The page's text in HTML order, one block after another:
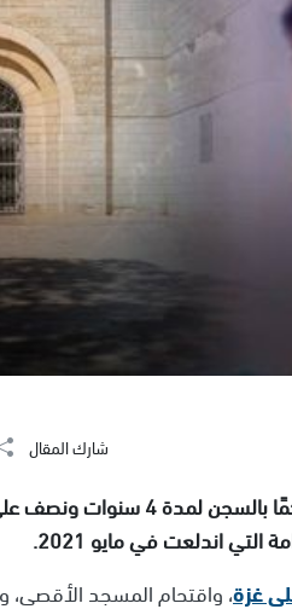
شارك المقال
أصدرت المحكمة المركزية في حيفا،
اندلعت في مايو 2021.
غزة، واقتحام المسجد